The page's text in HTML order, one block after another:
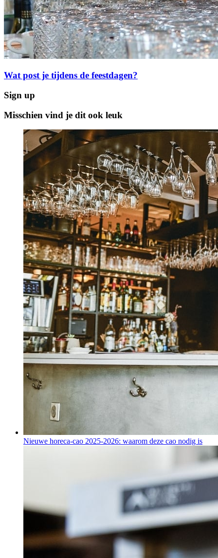
Wat post je tijdens de feestdagen?
Sign up
Misschien vind je dit ook leuk
Nieuwe horeca-cao 2025-2026: waarom deze cao nodig is